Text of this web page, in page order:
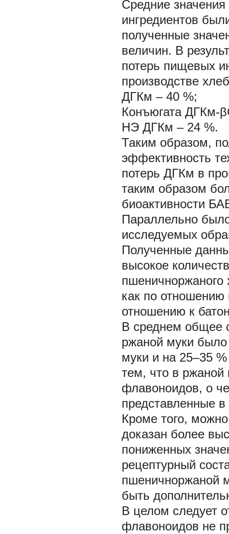
Средние
ингредиентов
полученные
величин. В
потерь пищевых
производстве
ДГКм – 40 %;
Конъюгата ДГКм-
НЭ ДГКм – 24 %.
Таким образом,
эффективность
потерь ДГКм в
таким образом
биоактивности
Параллельно
исследуемых
Полученные
высокое
пшеничноржаного
как по отношению
отношению к
В среднем общее
ржаной муки
муки и на 25–35
тем, что в ржаной
флавоноидов, о
представленные
Кроме того,
доказан более
пониженных
рецептурный
пшеничноржаной
быть
В целом следует
флавоноидов не